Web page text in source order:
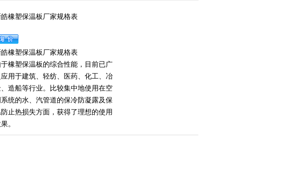
皓橡塑保温板厂家规格表
皓橡塑保温板厂家规格表
于橡塑保温板的综合性能，目前已广
用于建筑、轻纺、医药、化工、冶
造船等行业。比较集中地使用在空
统的水、汽管道的保冷防凝露及保
止热损失方面，获得了理想的使用
。